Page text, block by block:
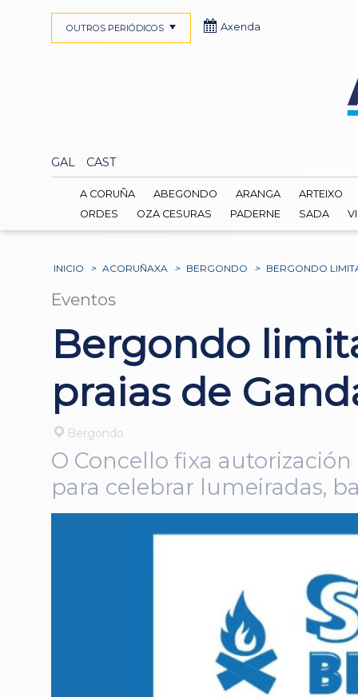
GAL CAST
OUTROS PERIÓDICOS Axenda
A CORUÑA ABEGONDO ARANGA
ARTEIXO
ORDES
OZA CESURAS PADERNE SADA
INICIO > ACORUÑAXA > BERGONDO > BERGONDO
Eventos
Bergondo
praias de
Bergondo
O Concello fixa
para celebrar lumeiradas,